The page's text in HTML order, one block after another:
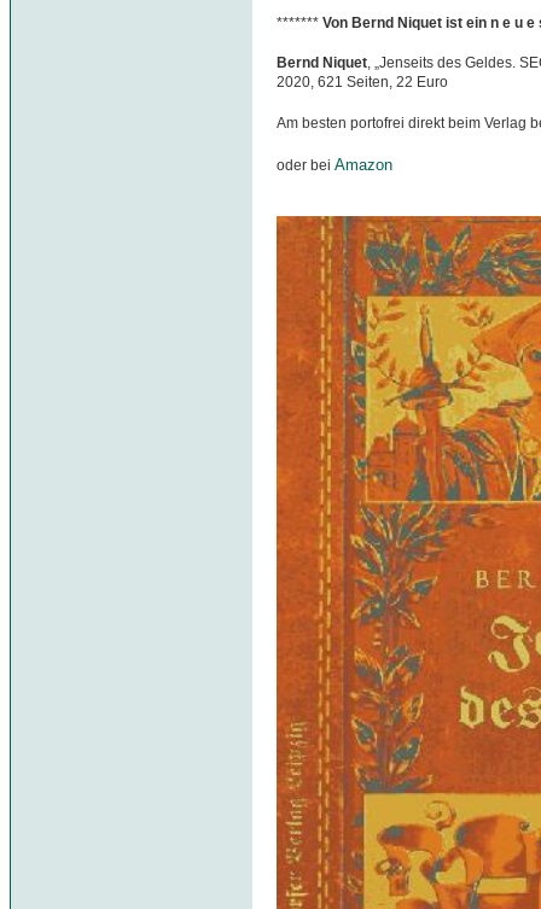
******* Von Bernd Niquet ist ein n e u
Bernd Niquet, „Jenseits des Geldes.
2020, 621 Seiten, 22 Euro
Am besten portofrei direkt beim Verlag
oder bei Amazon